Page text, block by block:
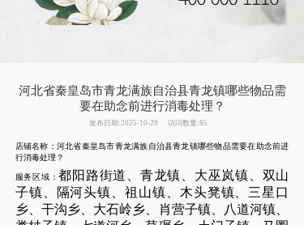
河北省秦皇岛市青龙满族自治县青龙镇哪些物品需
要在助念前进行消毒处理？
发布日期:2025-10-29 访问数量:85
店铺名称：河北省秦皇岛市青龙满族自治县青龙镇哪些物品需要在助念前进
行消毒处理？
服务区域：都阳路街道、青龙镇、大巫岚镇、双山
子镇、隔河头镇、祖山镇、木头凳镇、三星口
乡、干沟乡、大石岭乡、肖营子镇、八道河镇、